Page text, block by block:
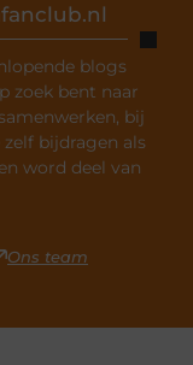
blogs
zoek bent naar
bij
bijdragen als
word deel van
Ons team